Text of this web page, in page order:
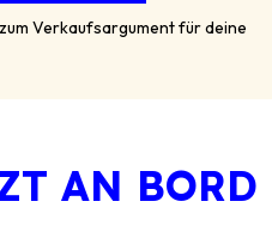
Verkaufsargument für deine
AN BORD